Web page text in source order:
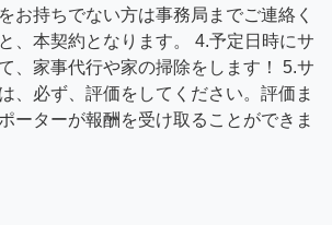
お持ちでない方は事務局までご連絡く
、本契約となります。 4.予定日時にサ
、家事代行や家の掃除をします！ 5.サ
、必ず、評価をしてください。評価ま
ーターが報酬を受け取ることができま